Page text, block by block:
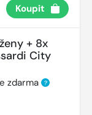
Koupit
+ 8x
City
zdarma ?